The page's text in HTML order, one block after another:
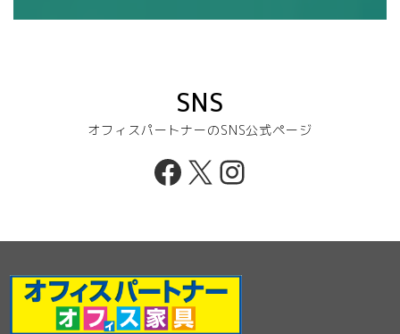
SNS
オフィスパートナーのSNS公式ページ
Facebook
X Instagram